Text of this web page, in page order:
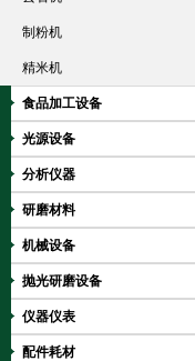
制粉机
精米机
食品加工设备
光源设备
分析仪器
研磨材料
机械设备
抛光研磨设备
仪器仪表
配件耗材